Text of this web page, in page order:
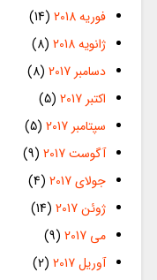
فوریه 2018
(14)
ژانویه 2018
(8)
دسامبر 2017
(8)
اکتبر 2017
(5)
سپتامبر 2017
(5)
آگوست 2017
(9)
جولای 2017
(4)
ژوئن 2017
(14)
می 2017
(9)
آوریل 2017
(2)